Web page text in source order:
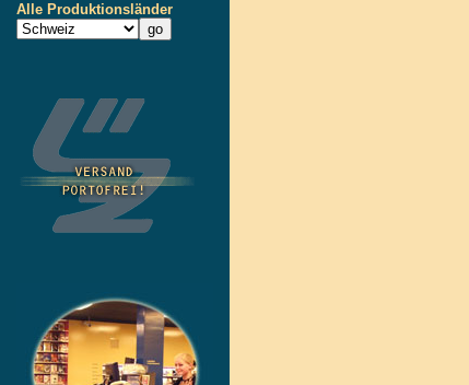
Alle Produktionsländer